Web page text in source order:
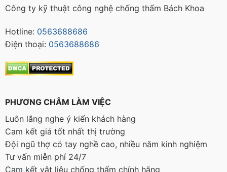
Công ty kỹ thuật công nghệ chống thấm Bách Khoa
Hotline: 0563688686
Điện thoại: 0563688686
PHƯƠNG CHÂM LÀM VIỆC
Luôn lắng nghe ý kiến khách hàng
Cam kết giá tốt nhất thị trường
Đội ngũ thợ có tay nghề cao, nhiều năm kinh nghiệm
Tư vấn miễn phí 24/7
Cam kết vật liệu chống thấm chính hãng